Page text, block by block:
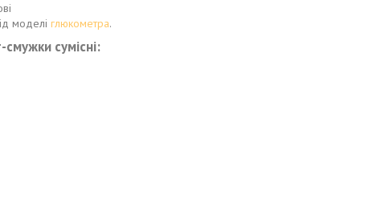
моделі глюкометра.
сумісні: